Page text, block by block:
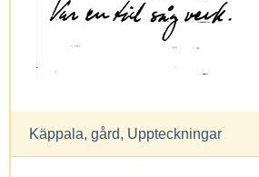
Käppala, gård, Uppteckningar